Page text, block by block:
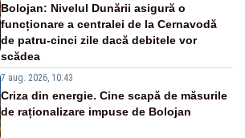
Bolojan: Nivelul Dunării asigură o
funcționare a centralei de la Cernavodă
de patru-cinci zile dacă debitele vor
scădea
7 aug. 2026, 10:43
Criza din energie. Cine scapă de măsurile
de raționalizare impuse de Bolojan